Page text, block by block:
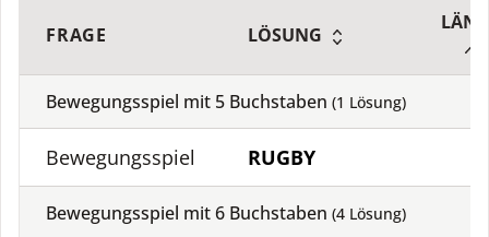
FRAGE LÖSUNG
Bewegungsspiel mit 5 Buchstaben (1 Lösung)
Bewegungsspiel RUGBY
Bewegungsspiel mit6 Buchstaben (4 Lösung)